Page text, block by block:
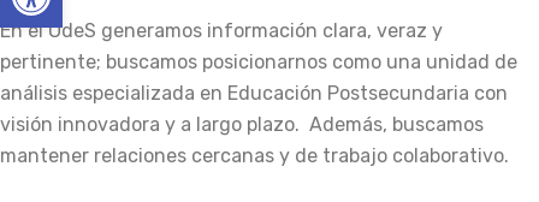
En el OdeS generamos información clara, veraz y
pertinente; buscamos posicionarnos como una unidad de
análisis especializada en Educación Postsecundaria con
visión innovadora y a largo plazo. Además, buscamos
mantener relaciones cercanas y de trabajo colaborativo.